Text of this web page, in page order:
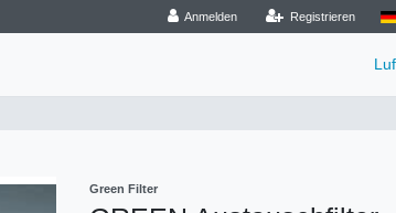
Anmelden Registrieren
Green Filter